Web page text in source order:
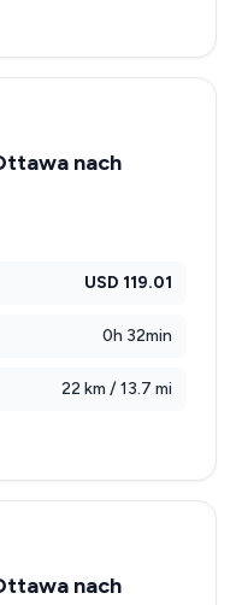
nach
USD 119.01
0h 32min
22 km / 13.7 mi
nach